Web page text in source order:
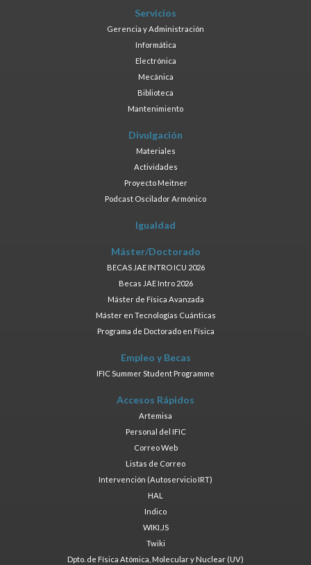
Servicios
Gerencia y Administración
Informática
Electrónica
Mecánica
Biblioteca
Mantenimiento
Divulgación
Materiales
Actividades
Proyecto Meitner
Podcast Oscilador Armónico
Igualdad
Máster/Doctorado
BECAS JAE INTRO ICU 2026
Becas JAE Intro 2026
Máster de Física Avanzada
Máster en Tecnologías Cuánticas
Programa de Doctorado en Física
Empleo y Becas
IFIC Summer Student Programme
Accesos Rápidos
Artemisa
Personal del IFIC
Correo Web
Listas de Correo
Intervención (Autoservicio IRT)
HAL
Indico
WIKI.JS
Twiki
Dpto. de Física Atómica, Molecular y Nuclear (UV)